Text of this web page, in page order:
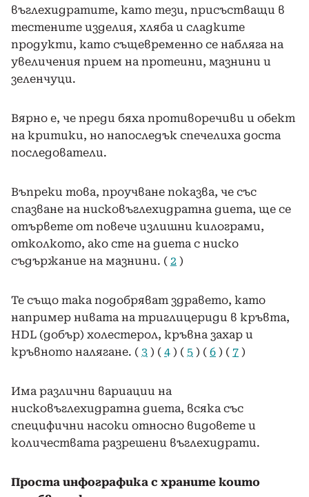
въглехидратите, като тези, присъстващи в
тестените изделия, хляба и сладките
продукти, като същевременно се набляга на
увеличения прием на протеини, мазнини и
зеленчуци.
Вярно е, че преди бяха противоречиви и обект
на критики, но напоследък спечелиха доста
последователи.
Въпреки това, проучване показва, че със
спазване на нисковъглехидратна диета, ще се
отървете от повече излишни килограми,
отколкото, ако сте на диета с ниско
съдържание на мазнини. ( 2 )
Те също така подобряват здравето, като
например нивата на триглицериди в кръвта,
HDL (добър) холестерол, кръвна захар и
кръвното налягане. ( 3 ) ( 4 ) ( 5 ) ( 6 ) ( 7 )
Има различни вариации на
нисковъглехидратна диета, всяка със
специфични насоки относно видовете и
количествата разрешени въглехидрати.
Проста инфографика с храните които